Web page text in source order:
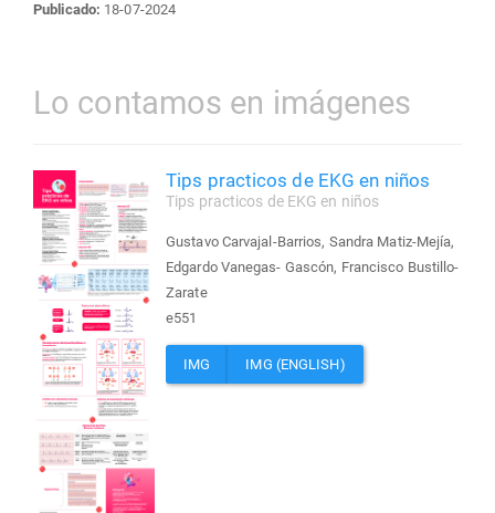
Publicado: 18-07-2024
Lo contamos en imágenes
Tips practicos de EKG en niños
Tips practicos de EKG en niños
Gustavo Carvajal-Barrios, Sandra Matiz-Mejía,
Edgardo Vanegas- Gascón, Francisco Bustillo-
Zarate
e551
IMG IMG (ENGLISH)